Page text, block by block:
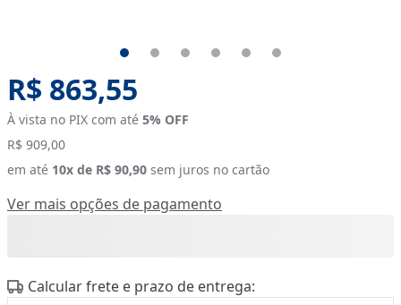
Original price:
R$ 863,55
À vista no PIX com até 5% OFF
R$ 909,00
em até 10x de R$ 90,90 sem juros no cartão
Ver mais opções de pagamento
Calcular frete e prazo de entrega: